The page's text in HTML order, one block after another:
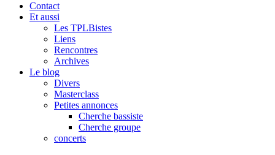
Contact
Et aussi
Les TPLBistes
Liens
Rencontres
Archives
Le blog
Divers
Masterclass
Petites annonces
Cherche bassiste
Cherche groupe
concerts